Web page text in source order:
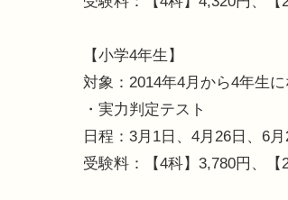
【小学4年生】
対象：2014年4月から4年生
・実力判定テスト
日程：3月1日、4月26日、6
受験料：【4科】3,780円、【